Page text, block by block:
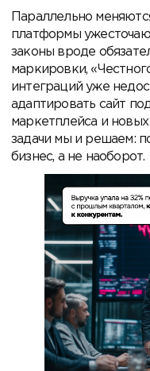
Параллельно
платформы
законы вроде
маркировки,
интеграций уже
адаптировать сайт
маркетплейса и
задачи мы и решаем:
бизнес, а не наоборот.